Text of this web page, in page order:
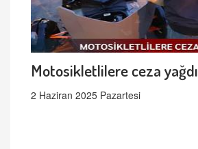
Motosikletlilere ceza yağdı
2 Haziran 2025 Pazartesi